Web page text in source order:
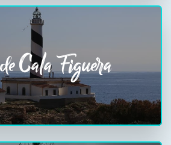
Cala Figuera